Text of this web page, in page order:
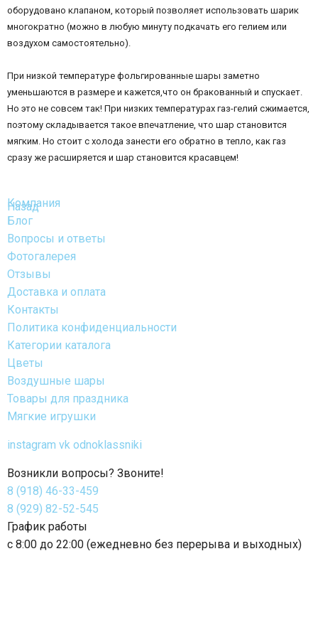
оборудовано клапаном, который позволяет использовать шарик
многократно (можно в любую минуту подкачать его гелием или
воздухом самостоятельно).
При низкой температуре фольгированные шары заметно
уменьшаются в размере и кажется,что он бракованный и спускает.
Но это не совсем так! При низких температурах газ-гелий сжимается,
поэтому складывается такое впечатление, что шар становится
мягким. Но стоит с холода занести его обратно в тепло, как газ
сразу же расширяется и шар становится красавцем!
Назад
Компания
Блог
Вопросы и ответы
Фотогалерея
Отзывы
Доставка и оплата
Контакты
Политика конфиденциальности
Категории каталога
Цветы
Воздушные шары
Товары для праздника
Мягкие игрушки
instagram vk odnoklassniki
Возникли вопросы? Звоните!
8 (918) 46-33-459
8 (929) 82-52-545
График работы
с 8:00 до 22:00 (ежедневно без перерыва и выходных)